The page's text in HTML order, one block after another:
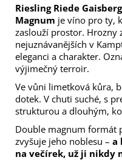
Riesling Riede
Magnum je víno pro ty,
zaslouží prostor. Hrozny
nejuznávanějších v
eleganci a charakter.
výjimečný terroir.
Ve vůni limetková kůra,
dotek. V chuti suché, s
strukturou a dlouhým,
Double magnum formát
zvyšuje jeho noblesu – a
na večírek, už ji nikdy